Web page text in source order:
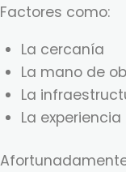
Factores como:
La cercanía
La mano de
La
La